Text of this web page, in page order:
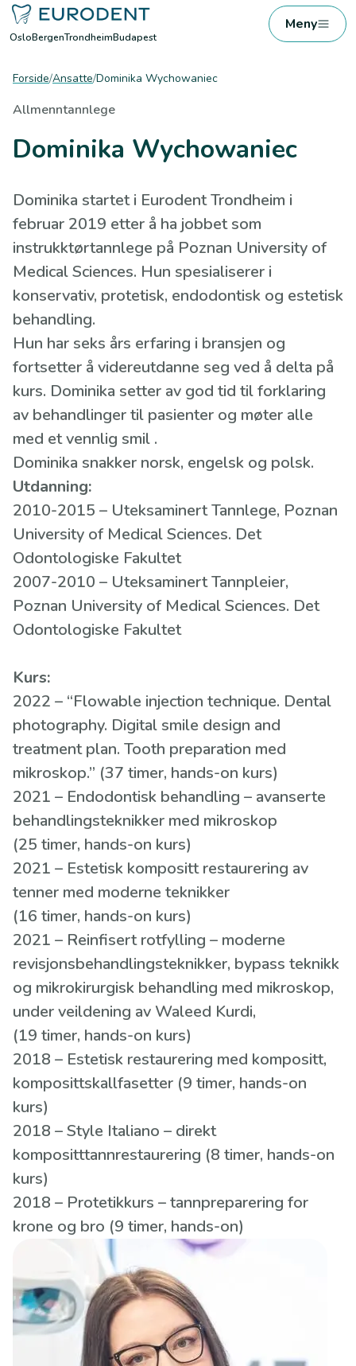
OsloBergenTrondheimBudapest
Meny
Forside/Ansatte/Dominika Wychowaniec
Allmenntannlege
Dominika Wychowaniec
Dominika startet i Eurodent Trondheim i
februar 2019 etter å ha jobbet som
instrukktørtannlege på Poznan University of
Medical Sciences. Hun spesialiserer i
konservativ, protetisk, endodontisk og estetisk
behandling.
Hun har seks års erfaring i bransjen og
fortsetter å videreutdanne seg ved å delta på
kurs. Dominika setter av god tid til forklaring
av behandlinger til pasienter og møter alle
med et vennlig smil .
Dominika snakker norsk, engelsk og polsk.
Utdanning:
2010-2015 – Uteksaminert Tannlege, Poznan
University of Medical Sciences. Det
Odontologiske Fakultet
2007-2010 – Uteksaminert Tannpleier,
Poznan University of Medical Sciences. Det
Odontologiske Fakultet
Kurs:
2022 – “Flowable injection technique. Dental
photography. Digital smile design and
treatment plan. Tooth preparation med
mikroskop.” (37 timer, hands-on kurs)
2021 – Endodontisk behandling – avanserte
behandlingsteknikker med mikroskop
(25 timer, hands-on kurs)
2021 – Estetisk kompositt restaurering av
tenner med moderne teknikker
(16 timer, hands-on kurs)
2021 – Reinfisert rotfylling – moderne
revisjonsbehandlingsteknikker, bypass teknikk
og mikrokirurgisk behandling med mikroskop,
under veildening av Waleed Kurdi,
(19 timer, hands-on kurs)
2018 – Estetisk restaurering med kompositt,
komposittskallfasetter (9 timer, hands-on
kurs)
2018 – Style Italiano – direkt
kompositttannrestaurering (8 timer, hands-on
kurs)
2018 – Protetikkurs – tannpreparering for
krone og bro (9 timer, hands-on)